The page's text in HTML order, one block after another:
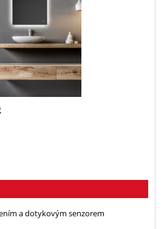
a dotykovým senzorem